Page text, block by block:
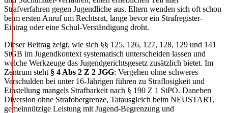
Strafverfahren gegen Jugendliche aus. Eltern wenden sich oft schon
beim ersten Anruf um Rechtsrat, lange bevor ein Strafregister-
Eintrag oder eine Schul-Verständigung droht.
Dieser Beitrag zeigt, wie sich §§ 125, 126, 127, 128, 129 und 141
StGB im Jugendkontext systematisch unterscheiden lassen und
welche Werkzeuge das Jugendgerichtsgesetz zusätzlich bietet. Im
Zentrum steht § 4 Abs 2 Z 2 JGG: Vergehen ohne schweres
Verschulden bei unter 16-Jährigen führen zu Straflosigkeit und
Einstellung mangels Strafbarkeit nach § 190 Z 1 StPO. Daneben
Diversion ohne Strafobergrenze, Tatausgleich beim NEUSTART,
gemeinnützige Leistung mit Jugend-Begrenzung und